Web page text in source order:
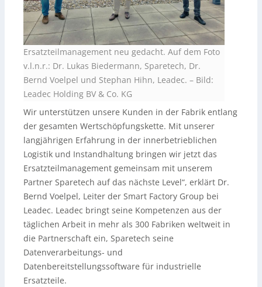
Ersatzteilmanagement neu gedacht. Auf dem Foto
v.l.n.r.: Dr. Lukas Biedermann, Sparetech, Dr.
Bernd Voelpel und Stephan Hihn, Leadec. – Bild:
Leadec Holding BV & Co. KG
Wir unterstützen unsere Kunden in der Fabrik entlang
der gesamten Wertschöpfungskette. Mit unserer
langjährigen Erfahrung in der innerbetrieblichen
Logistik und Instandhaltung bringen wir jetzt das
Ersatzteilmanagement gemeinsam mit unserem
Partner Sparetech auf das nächste Level“, erklärt Dr.
Bernd Voelpel, Leiter der Smart Factory Group bei
Leadec. Leadec bringt seine Kompetenzen aus der
täglichen Arbeit in mehr als 300 Fabriken weltweit in
die Partnerschaft ein, Sparetech seine
Datenverarbeitungs- und
Datenbereitstellungssoftware für industrielle
Ersatzteile.